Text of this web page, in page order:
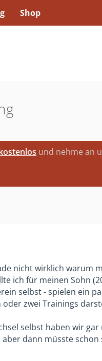
Shop
und nehme an
nicht wirklich warum
ich für meinen Sohn
selbst - spielen ein
oder zwei Trainings
selbst haben wir
dann müsste